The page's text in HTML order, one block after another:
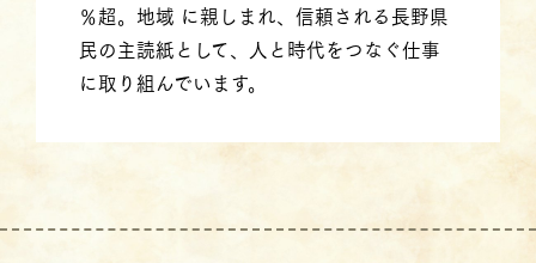
％超。地域 に親しまれ、信頼される長野県
民の主読紙として、人と時代をつなぐ仕事
に取り組んでいます。